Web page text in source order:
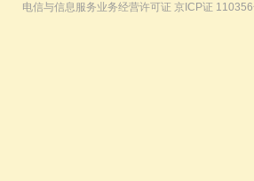
电信与信息服务业务经营许可证 京ICP证